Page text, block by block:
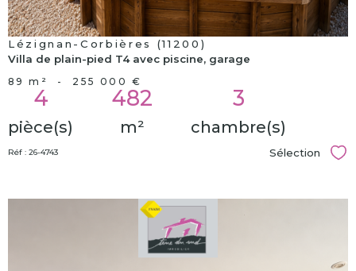
Lézignan-Corbières (11200)
Villa de plain-pied T4 avec piscine, garage
89 m² - 255 000 €
4
pièce(s)
482
m²
3
chambre(s)
Réf : 26-4743 Sélection